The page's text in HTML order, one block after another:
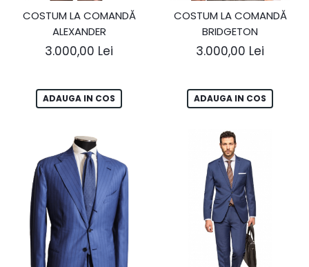
COSTUM LA COMANDĂ
ALEXANDER
3.000,00 Lei
ADAUGA IN COS
COSTUM LA COMANDĂ
BRIDGETON
3.000,00 Lei
ADAUGA IN COS